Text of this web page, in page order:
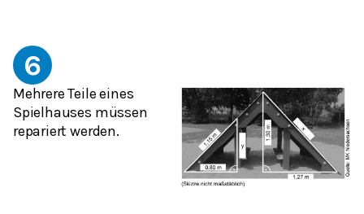
6
Mehrere Teile eines
Spielhauses müssen
repariert werden.